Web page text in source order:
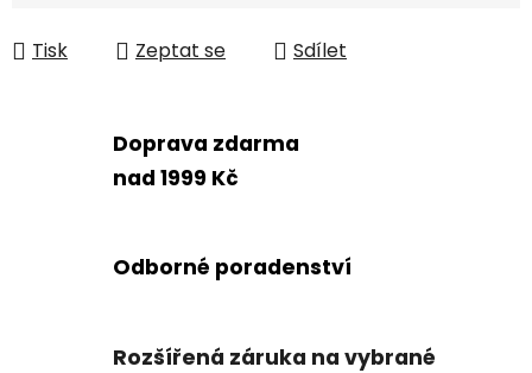
Tisk Zeptat se Sdílet
Doprava zdarma
nad 1999 Kč
Odborné poradenství
Rozšířená záruka na vybrané